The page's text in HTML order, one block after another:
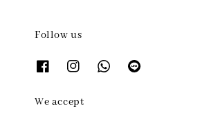
Follow us
We accept